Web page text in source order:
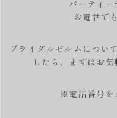
パーティー
お電話で
ブライダルゼルムについ
したら、
まずはお
※電話番号を